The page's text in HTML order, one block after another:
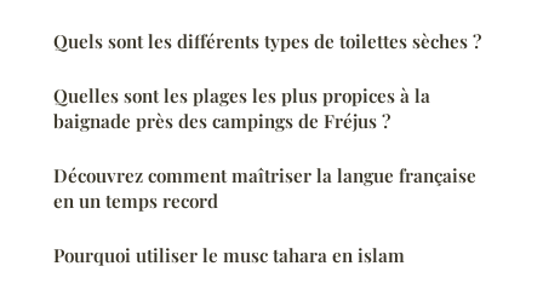
Quels sont les différents types de toilettes sèches ?
Quelles sont les plages les plus propices à la
baignade près des campings de Fréjus ?
Découvrez comment maîtriser la langue française
en un temps record
Pourquoi utiliser le musc tahara en islam